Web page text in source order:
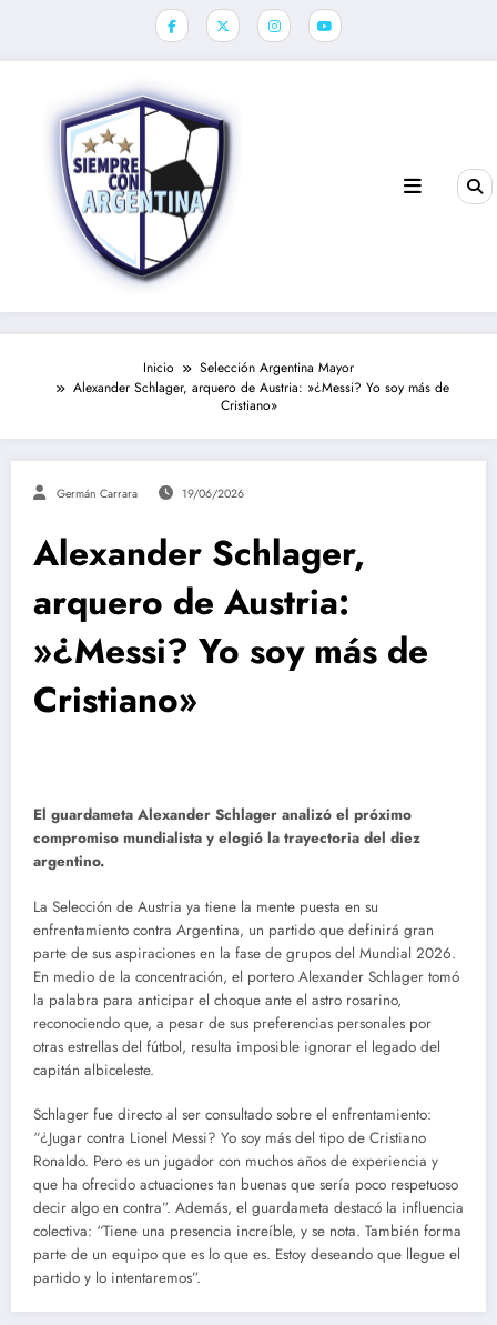
Inicio
Selección Argentina Mayor
Alexander Schlager, arquero de Austria: »¿Messi? Yo soy más de
Cristiano»
Germán Carrara 19/06/2026
Alexander Schlager,
arquero de Austria:
»¿Messi? Yo soy más de
Cristiano»
El guardameta Alexander Schlager analizó el próximo
compromiso mundialista y elogió la trayectoria del diez
argentino.
La Selección de Austria ya tiene la mente puesta en su
enfrentamiento contra Argentina, un partido que definirá gran
parte de sus aspiraciones en la fase de grupos del Mundial 2026.
En medio de la concentración, el portero Alexander Schlager tomó
la palabra para anticipar el choque ante el astro rosarino,
reconociendo que, a pesar de sus preferencias personales por
otras estrellas del fútbol, resulta imposible ignorar el legado del
capitán albiceleste.
Schlager fue directo al ser consultado sobre el enfrentamiento:
“¿Jugar contra Lionel Messi? Yo soy más del tipo de Cristiano
Ronaldo. Pero es un jugador con muchos años de experiencia y
que ha ofrecido actuaciones tan buenas que sería poco respetuoso
decir algo en contra”. Además, el guardameta destacó la influencia
colectiva: “Tiene una presencia increíble, y se nota. También forma
parte de un equipo que es lo que es. Estoy deseando que llegue el
partido y lo intentaremos”.